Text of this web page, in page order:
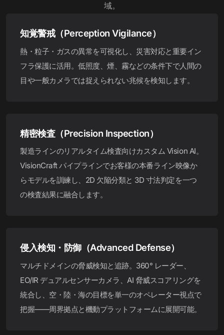
域。
知覚警戒（Perception Vigilance）
熱・粒子・ガスの異常を可視化し、災害対応と重要イン
フラ保護に活用。低照度、煙、霧などの条件下で人間の
目や一般カメラでは捉えられない兆候を検知します。
精密検査（Precision Inspection）
製造ラインのリアルタイム検査向けカスタム Vision AI。
VisionCraft パイプラインでお客様の本番ライン映像か
らモデルを訓練し、2D 欠陥分類と 3D 寸法判定を一つ
の検査結果に融合します。
侵入検知・防御（Advanced Defense）
マルチドメインの脅威検知と追跡。360° レーダー、
EO/IR デュアルセンサーカメラ、AI 脅威スコアリングを
統合し、空・陸・海の目標を単一のオペレーター視点で
把握——周界拠点と機動プラットフォームに展開可能。